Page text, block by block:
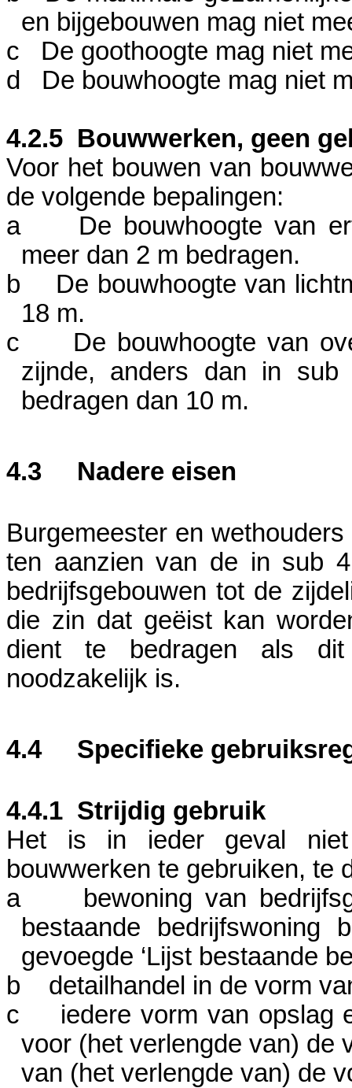
en bijgebouwen mag niet
c
De goothoogte mag niet
d
De bouwhoogte mag niet
4.2.5 Bouwwerken, geen
Voor het bouwen van
de volgende bepalingen:
a
De bouwhoogte van
meer dan 2 m bedragen.
b
De bouwhoogte van
18 m.
c
De bouwhoogte van
zijnde, anders dan in
bedragen dan 10 m.
4.3 Nadere eisen
Burgemeester en
ten aanzien van de in sub
bedrijfsgebouwen tot de
die zin dat geëist kan
dient te bedragen als dit
noodzakelijk is.
4.4 Specifieke
4.4.1 Strijdig gebruik
Het is in ieder geval
bouwwerken te gebruiken, te
a
bewoning van
bestaande
gevoegde ‘Lijst bestaande
b
detailhandel in de vorm
c
iedere vorm van opslag
voor (hetverlengde van) de
van (het verlengde van) de